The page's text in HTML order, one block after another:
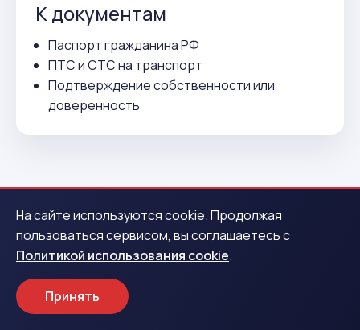
К документам
Паспорт гражданина РФ
ПТС и СТС на транспорт
Подтверждение собственности или
доверенность
ВСЕГО 3 ДЕЙСТВИЯ
Как получить деньги в Соли-
На сайте используются cookie. Продолжая
пользоваться сервисом, вы соглашаетесь с
Политикой использования cookie.
Принять